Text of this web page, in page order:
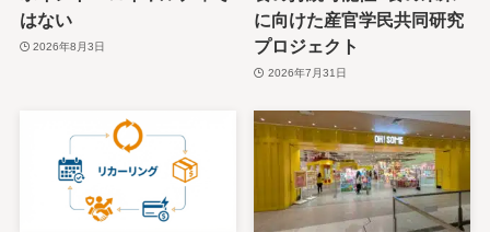
はない
2026年8月3日
に向けた産官学民共同研究
プロジェクト
2026年7月31日